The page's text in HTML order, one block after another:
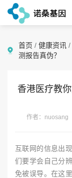
首页 / 健康资讯 /
测报告真伪？
香港医疗教
作者：nuosang
互联网的信息出
们要学会自己分
免被误导。在这